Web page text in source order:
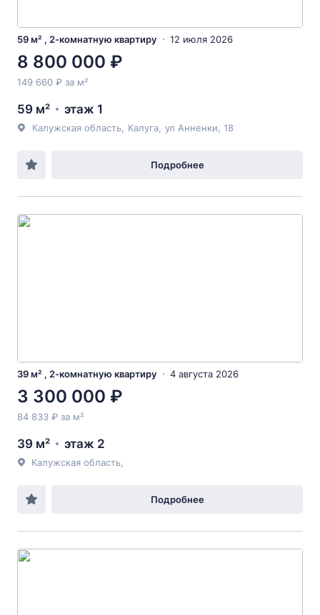
59 м² , 2-комнатную квартиру 12 июля 2026
8 800 000 ₽
149 660 ₽ за м²
59 м² этаж 1
Калужская область Калуга ул Анненки , 18
Подробнее
39 м² , 2-комнатную квартиру 4 августа 2026
3 300 000 ₽
84 833 ₽ за м²
39 м² этаж 2
Калужская область,
Подробнее